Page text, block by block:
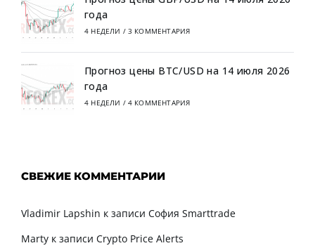
года
4 НЕДЕЛИ / 3 КОММЕНТАРИЯ
Прогноз цены BTC/USD на 14 июля 2026
года
4 НЕДЕЛИ / 4 КОММЕНТАРИЯ
СВЕЖИЕ КОММЕНТАРИИ
Vladimir Lapshin к записи София Smarttrade
Marty к записи Crypto Price Alerts